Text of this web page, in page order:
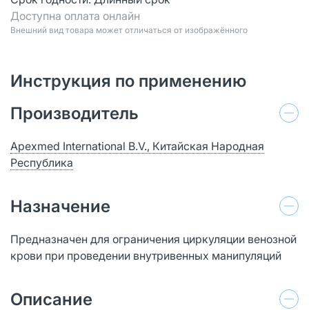
Доступна оплата онлайн
Bнешний вид товара может отличаться от изображённого
Инструкция по применению
Производитель
Apexmed International B.V., Китайская Народная
Республика
Назначение
Предназначен для ограничения циркуляции венозной
крови при проведении внутривенных манипуляций
Описание